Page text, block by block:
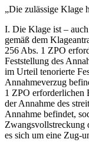
„Die zulässige Klage
I. Die Klage ist –
gemäß dem
256 Abs. 1 ZPO
Feststellung des
im Urteil tenorierte
Annahmeverzug
1 ZPO erforderlichen
der Annahme des
Annahme befindet,
Zwangsvollstreckung
es sich um eine Zug-